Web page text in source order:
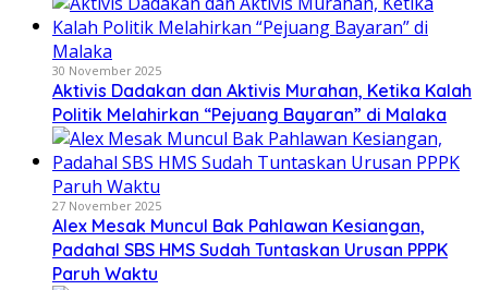
30 November 2025
Aktivis Dadakan dan Aktivis Murahan, Ketika Kalah
Politik Melahirkan “Pejuang Bayaran” di Malaka
27 November 2025
Alex Mesak Muncul Bak Pahlawan Kesiangan,
Padahal SBS HMS Sudah Tuntaskan Urusan PPPK
Paruh Waktu